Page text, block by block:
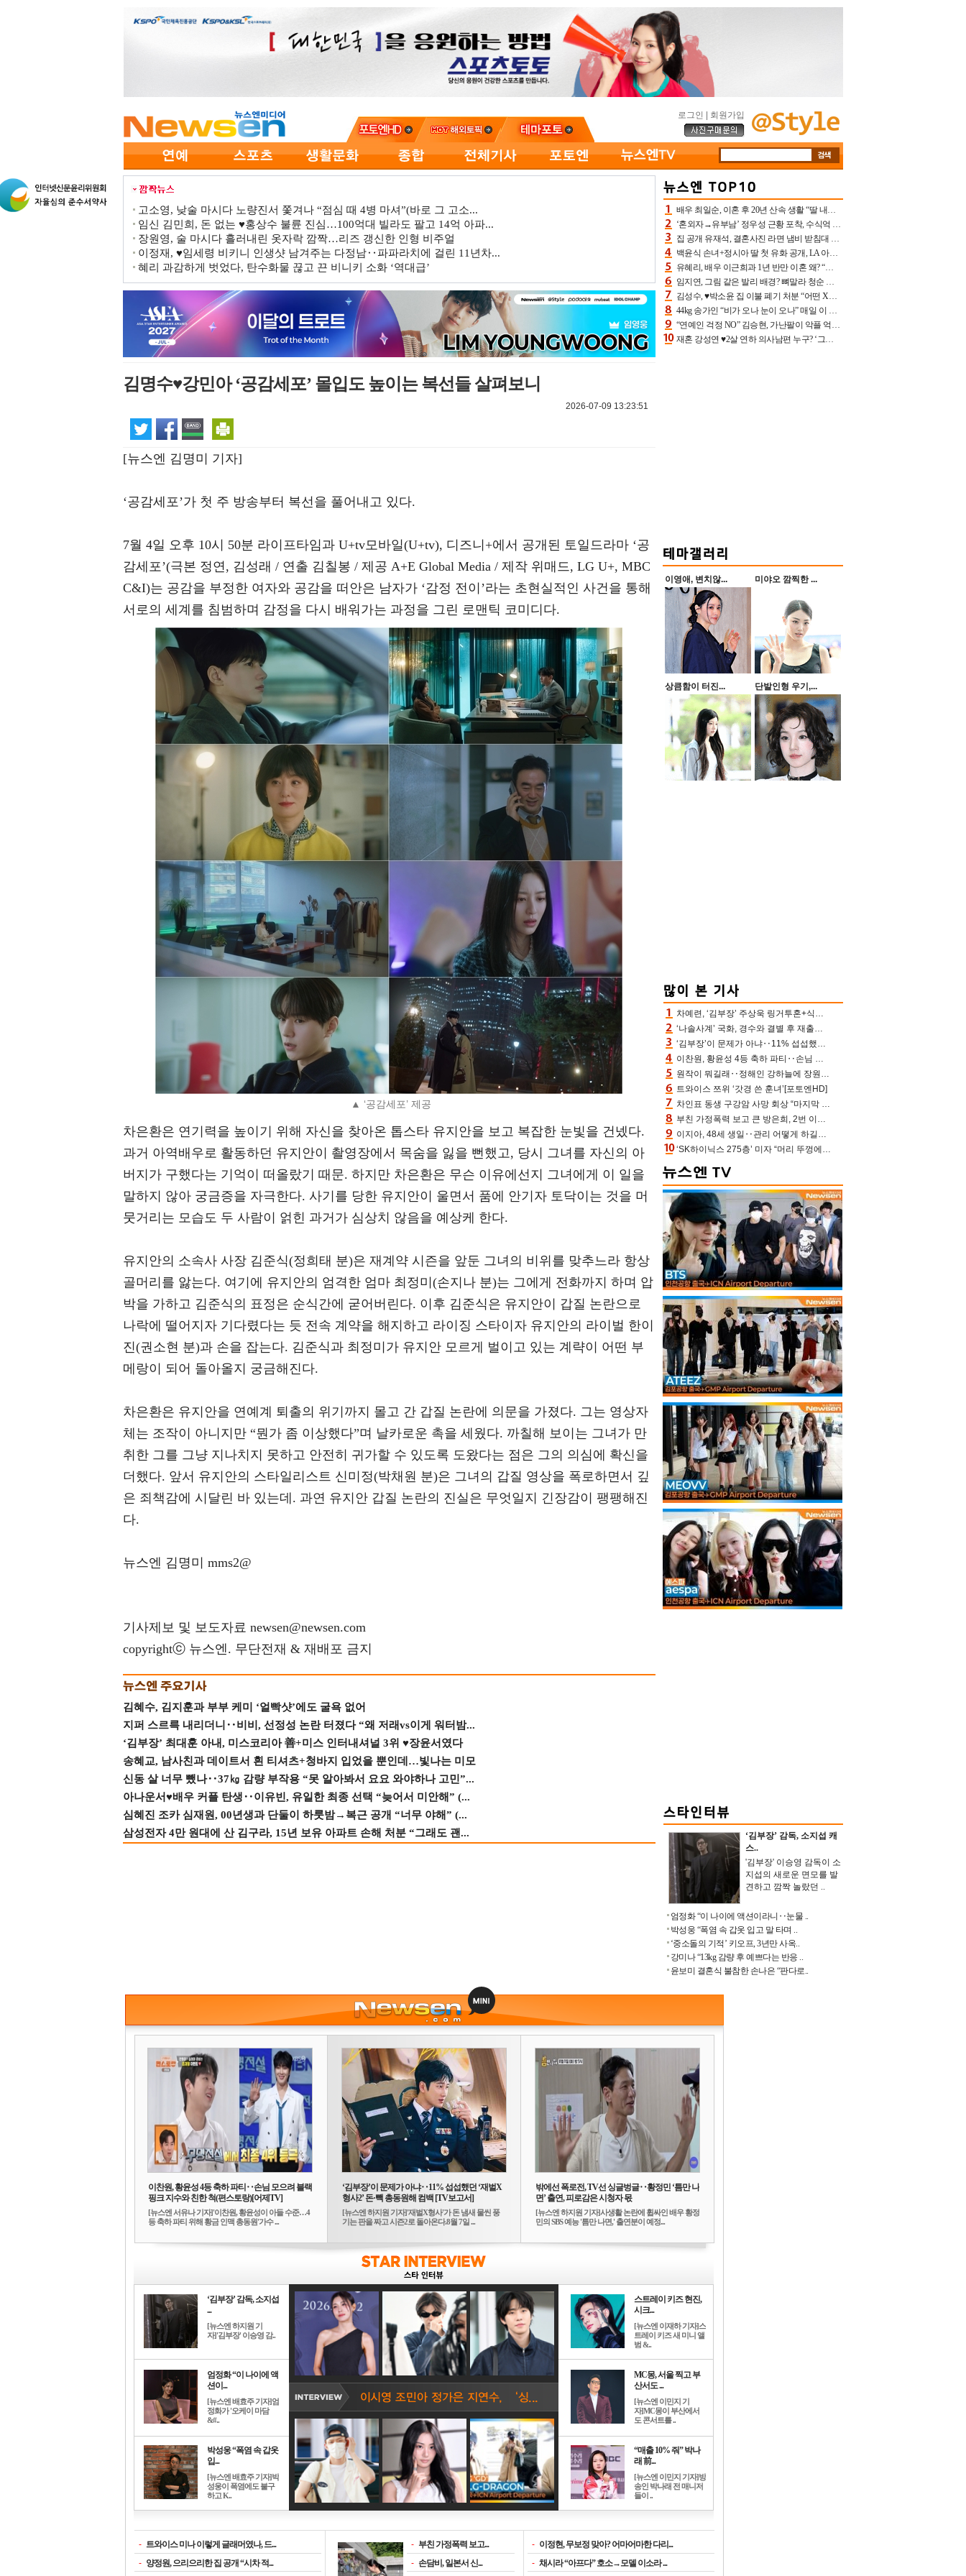
로그인 회원가입
고소영, 낮술 마시다 노량진서 쫓겨나 “점심 때 4병 마셔”(바로 그 고소...
임신 김민희, 돈 없는 ♥홍상수 불륜 진심…100억대 빌라도 팔고 14억 아파...
장원영, 술 마시다 흘러내린 옷자락 깜짝…리즈 갱신한 인형 비주얼
이정재, ♥임세령 비키니 인생샷 남겨주는 다정남‥파파라치에 걸린 11년차...
혜리 과감하게 벗었다, 탄수화물 끊고 끈 비니키 소화 ‘역대급’
김명수♥강민아 ‘공감세포’ 몰입도 높이는 복선들 살펴보니
2026-07-09 13:23:51
[뉴스엔 김명미 기자]
‘공감세포’가 첫 주 방송부터 복선을 풀어내고 있다.
7월 4일 오후 10시 50분 라이프타임과 U+tv모바일(U+tv), 디즈니+에서 공개된 토일드라마 ‘공
감세포’(극본 정연, 김성래 / 연출 김칠봉 / 제공 A+E Global Media / 제작 위매드, LG U+, MBC
C&I)는 공감을 부정한 여자와 공감을 떠안은 남자가 ‘감정 전이’라는 초현실적인 사건을 통해
서로의 세계를 침범하며 감정을 다시 배워가는 과정을 그린 로맨틱 코미디다.
▲ ‘공감세포’ 제공
차은환은 연기력을 높이기 위해 자신을 찾아온 톱스타 유지안을 보고 복잡한 눈빛을 건넸다.
과거 아역배우로 활동하던 유지안이 촬영장에서 목숨을 잃을 뻔했고, 당시 그녀를 자신의 아
버지가 구했다는 기억이 떠올랐기 때문. 하지만 차은환은 무슨 이유에선지 그녀에게 이 일을
말하지 않아 궁금증을 자극한다. 사기를 당한 유지안이 울면서 품에 안기자 토닥이는 것을 머
뭇거리는 모습도 두 사람이 얽힌 과거가 심상치 않음을 예상케 한다.
유지안의 소속사 사장 김준식(정희태 분)은 재계약 시즌을 앞둔 그녀의 비위를 맞추느라 항상
골머리를 앓는다. 여기에 유지안의 엄격한 엄마 최정미(손지나 분)는 그에게 전화까지 하며 압
박을 가하고 김준식의 표정은 순식간에 굳어버린다. 이후 김준식은 유지안이 갑질 논란으로
나락에 떨어지자 기다렸다는 듯 전속 계약을 해지하고 라이징 스타이자 유지안의 라이벌 한이
진(권소현 분)과 손을 잡는다. 김준식과 최정미가 유지안 모르게 벌이고 있는 계략이 어떤 부
메랑이 되어 돌아올지 궁금해진다.
차은환은 유지안을 연예계 퇴출의 위기까지 몰고 간 갑질 논란에 의문을 가졌다. 그는 영상자
체는 조작이 아니지만 “뭔가 좀 이상했다”며 날카로운 촉을 세웠다. 까칠해 보이는 그녀가 만
취한 그를 그냥 지나치지 못하고 안전히 귀가할 수 있도록 도왔다는 점은 그의 의심에 확신을
더했다. 앞서 유지안의 스타일리스트 신미정(박채원 분)은 그녀의 갑질 영상을 폭로하면서 깊
은 죄책감에 시달린 바 있는데. 과연 유지안 갑질 논란의 진실은 무엇일지 긴장감이 팽팽해진
다.
뉴스엔 김명미 mms2@
기사제보 및 보도자료 newsen@newsen.com
copyrightⓒ 뉴스엔. 무단전재 & 재배포 금지
김혜수, 김지훈과 부부 케미 ‘얼빡샷’에도 굴욕 없어
지퍼 스르륵 내리더니‥비비, 선정성 논란 터졌다 “왜 저래vs이게 워터밤...
‘김부장’ 최대훈 아내, 미스코리아 善+미스 인터내셔널 3위 ♥장윤서였다
송혜교, 남사친과 데이트서 흰 티셔츠+청바지 입었을 뿐인데…빛나는 미모
신동 살 너무 뺐나‥37㎏ 감량 부작용 “못 알아봐서 요요 와야하나 고민”...
아나운서♥배우 커플 탄생‥이유빈, 유일한 최종 선택 “늦어서 미안해” (...
심혜진 조카 심재원, 00년생과 단둘이 하룻밤→복근 공개 “너무 야해” (...
삼성전자 4만 원대에 산 김구라, 15년 보유 아파트 손해 처분 “그래도 괜...
배우 최일순, 이혼 후 20년 산속 생활 “딸 내가 버렸다고 원망‥맘 아파”(특종)[어제TV]
‘혼외자→유부남’ 정우성 근황 포착, 수식억 해킹 피해 후배 만났다 “존경하는”
집 공개 유재석, 결혼사진 라면 냄비 받침대 되고 분노‥가족사진도 피해(놀뭐)[어제TV]
백윤식 손녀+정시아 딸 첫 유화 공개, LA 아트쇼→서울국제조각페스타 작가다운 수준급 실력
유혜리, 배우 이근희과 1년 반만 이혼 왜? “식칼 꽂고 의자 던져” 충격 폭로(특종)[어제TV]
임지연, 그림 같은 발리 배경? 뼈말라 청순 비키니 핏에 상대 안 되네
김성수, ♥박소윤 집 이불 폐기 처분 “어떤 X이랑 썼을지 몰라” 질투(신랑수업2)[어제TV]
44kg 송가인 “비가 오나 눈이 오나” 매일 이 운동, 허벅지 근육량 상승+체지방 감소
“연예인 걱정 NO” 김승현, 가난팔이 악플 억울할만‥아내+딸과 日 여행
재혼 강성연 ♥2살 연하 의사남편 누구? ‘그알’ 자문의에 훈남 비주얼 초엘리트 스펙 [종합]
이영애, 변치않... 미야오 깜찍한 ...
상큼함이 터진... 단발인형 우기,...
차예련, ‘김부장’ 주상욱 링거투혼+식스팩 비화 “옷 벗는데 아저씨는 안 된다고”(차장금)
‘나솔사계’ 국화, 경수와 결별 후 재출연…첫인상 3표 몰표
‘김부장’이 문제가 아냐‥11% 섭섭했던 ‘재벌X형사2’ 돈·빽 총동원해 컴백 [TV보고서]
이찬원, 황윤성 4등 축하 파티‥손님 모으려 블랙핑크 지수와 친한 척(편스토랑)[어제TV]
원작이 뭐길래‥정해인 강하늘에 장원영까지 참여한 이 영화
트와이스 쯔위 ‘갓경 쓴 훈녀’[포토엔HD]
차인표 동생 구강암 사망 회상 “마지막 순간 동생 손 잡아준 신애라, 두고두고 고마워” (신애라이프)
부친 가정폭력 보고 큰 방은희, 2번 이혼 후 잠수→母 고독사에 자책(특종세상)[어제TV]
이지아, 48세 생일‥관리 어떻게 하길래 놀라운 동안 미모
‘SK하이닉스 275층’ 미자 “머리 뚜껑에서 사, 주식만 안 해도 돈 버는 것”
‘김부장’ 감독, 소지섭 캐
스..
'김부장' 이승영 감독이 소
지섭의 새로운 면모를 발
견하고 깜짝 놀랐던 ..
엄정화 “이 나이에 액션이라니‥눈물 ..
박성웅 “폭염 속 갑옷 입고 말 타며 ..
‘중소돌의 기적’ 키오프, 3년만 사옥..
강미나 “13kg 감량 후 예쁘다는 반응 ..
윤보미 결혼식 불참한 손나은 “판다로..
이찬원, 황윤성 4등 축하 파티‥손님 모으려 블랙
핑크 지수와 친한 척(편스토랑)[어제TV]
[뉴스엔 서유나 기자]'이찬원, 황윤성이 아들 수준…4
등 축하 파티 위해 황금 인맥 총동원'가수 ...
‘김부장’이 문제가 아냐‥11% 섭섭했던 ‘재벌X
형사2’ 돈·빽 총동원해 컴백 [TV보고서]
[뉴스엔 하지원 기자]'재벌X형사'가 돈 냄새 물씬 풍
기는 판을 짜고 시즌2로 돌아온다.8월 7일 ...
밖에선 폭로전, TV선 싱글벙글‥황정민 ‘틈만 나
면’ 출연, 피로감은 시청자 몫
[뉴스엔 하지원 기자]사생활 논란에 휩싸인 배우 황정
민의 SBS 예능 '틈만 나면,' 출연분이 예정...
‘김부장’ 감독, 소지섭
...
[뉴스엔 하지원 기
자]'김부장' 이승영 감..
엄정화 “이 나이에 액
션이...
[뉴스엔 배효주 기자]엄
정화가 '오케이 마담
&#..
박성웅 “폭염 속 갑옷
입...
[뉴스엔 배효주 기자]박
성웅이 폭염에도 불구
하고 K..
스트레이 키즈 현진,
시크...
[뉴스엔 이재하 기자]스
트레이 키즈 새 미니 앨
범 &..
MC몽, 서울 찍고 부
산서도 ...
[뉴스엔 이민지 기
자]MC몽이 부산에서
도 콘서트를 ..
“매출 10% 줘” 박나
래 前...
[뉴스엔 이민지 기자]방
송인 박나래 전 매니저
들이 ..
- 트와이스 미나 이렇게 글래머였나, 드...
- 양정원, 으리으리한 집 공개 “시차 적...
- 부친 가정폭력 보고...
- 손담비, 일본서 신...
- 이정현, 무보정 맞아? 어마어마한 다리...
- 채시라 “아프다” 호소→모델 이소라 ...